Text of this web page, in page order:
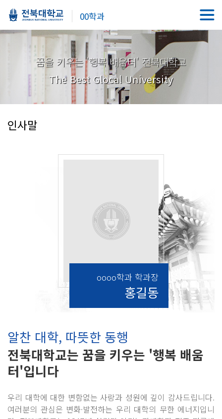
00학과
꿈을 키우는 '행복 배움터' 전북대학교
The Best Glocal University
인사말
oooo학과 학과장
홍길동
알찬 대학, 따뜻한 동행
전북대학교는 꿈을 키우는 '행복 배움
터'입니다
우리 대학에 대한 변함없는 사랑과 성원에 깊이 감사드립니다.
여러분의 관심은 변화·발전하는 우리 대학의 무한 에너지입니